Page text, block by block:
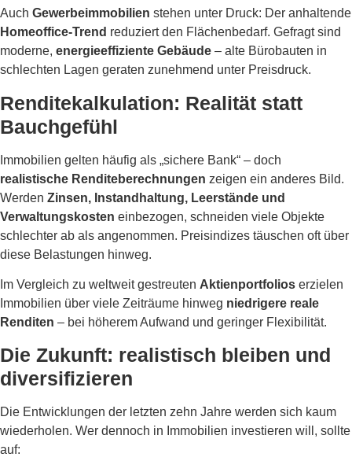
Auch Gewerbeimmobilien stehen unter Druck: Der anhaltende
Homeoffice-Trend reduziert den Flächenbedarf. Gefragt sind
moderne, energieeffiziente Gebäude – alte Bürobauten in
schlechten Lagen geraten zunehmend unter Preisdruck.
Renditekalkulation: Realität statt
Bauchgefühl
Immobilien gelten häufig als „sichere Bank“ – doch
realistische Renditeberechnungen zeigen ein anderes Bild.
Werden Zinsen, Instandhaltung, Leerstände und
Verwaltungskosten einbezogen, schneiden viele Objekte
schlechter ab als angenommen. Preisindizes täuschen oft über
diese Belastungen hinweg.
Im Vergleich zu weltweit gestreuten Aktienportfolios erzielen
Immobilien über viele Zeiträume hinweg niedrigere reale
Renditen – bei höherem Aufwand und geringer Flexibilität.
Die Zukunft: realistisch bleiben und
diversifizieren
Die Entwicklungen der letzten zehn Jahre werden sich kaum
wiederholen. Wer dennoch in Immobilien investieren will, sollte
auf: